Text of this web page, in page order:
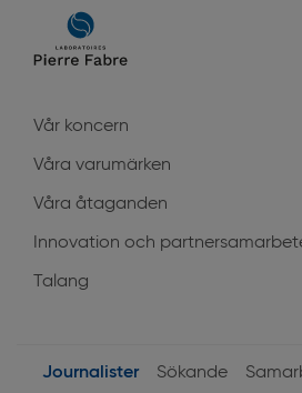
Main
navigation
Vår koncern
Våra varumärken
Våra åtaganden
Innovation och
Talang
Journalister Sökande